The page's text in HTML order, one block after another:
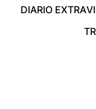
DIARIO EXTRA